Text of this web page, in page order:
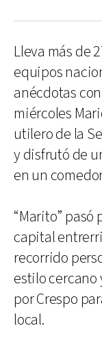
Lleva más de
equipos
anécdotas
miércoles
utilero de la
y disfrutó de
en un
“Marito” pasó
capital
recorrido
estilo cercano
por Crespo
local.